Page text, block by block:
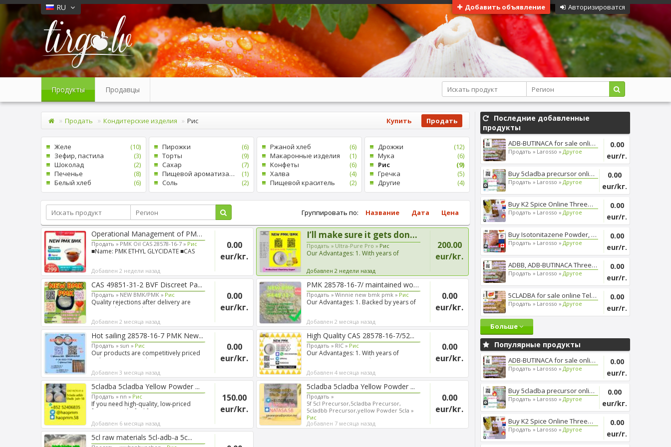
Авторизироватся
RU Добавить объявление
Продукты Продавцы
Продать Кондитерские изделия Рис Продать
Купить
Желе
(10)
Зефир, пастила
(3)
Шоколад
(2)
Печенье
(8)
Белый xлеб
(6)
Пирожки
(6)
Tорты
(9)
Cахар
(7)
Пищевой ароматизатор
(1)
Cоль
(2)
Pжаной хлеб
(6)
Mакаронные изделия
(1)
Kонфеты
(6)
Xалва
(4)
Пищевой краситель
(2)
Дрожжи
(12)
Mука
(6)
Рис
(9)
Гречка
(5)
Другие
(4)
Группировать по: Название Дата Цена
Operational Management of PMK ...
Продать » PMK Oil CAS 28578-16-7 » Рис
■Name: PMK ETHYL GLYCIDATE ■CAS
Добавлен 2 недели назад
0.00
eur/kг.
I’ll make sure it gets done 28...
Продать » Ultra-Pure Pro » Рис
Our Advantages: 1. With years of
experience in export shippi...
Добавлен 2 недели назад
200.00
eur/kг.
CAS 49851-31-2 BVF Discreet Pa...
Продать » NEW BMK/PMK » Рис
Quality rejections after delivery are
among the most disrupt...
Добавлен 2 месяца назад
0.00
eur/kг.
PMK 28578-16-7/ maintained wor...
Продать » Winnie new bmk pmk » Рис
Our Advantages: 1. Backed by years of
Добавлен 2 месяца назад
0.00
eur/kг.
Hot sailing 28578-16-7 PMK New...
Продать » sun » Рис
Our products are competitively priced
with consistent qualit...
Добавлен 3 месяца назад
0.00
eur/kг.
High Quality CAS 28578-16-7/52...
Продать » RIC » Рис
Our Advantages: 1. With years of
experience in export shippi...
Добавлен 4 месяца назад
0.00
eur/kг.
5cladba 5cladba Yellow Powder ...
Продать » nn » Рис
If you need high-quality, low-priced
factory goods, feel fre...
Добавлен 6 месяца назад
150.00
eur/kг.
5cladba 5cladba Yellow Powder ...
Продать »
5f 5cl Precursor,5cladba Precursor,
5cladbb Precursor,yellow Powder 5cla »
Рис
Добавлен 7 месяца назад
0.00
eur/kг.
5cl raw materials 5cl-adb-a 5c...
Последние добавленные
продукты
ADB-BUTINACA for sale online, ...
Продать » Larosso » Другое
0.00
eur/г.
Buy 5cladba precursor online, ...
Продать » Larosso » Другое
0.00
eur/kг.
Buy K2 Spice Online Threema_ZX...
Продать » Larosso » Другое
0.00
eur/г.
Buy Isotonitazene Powder, Thre...
Продать » Larosso » Другое
0.00
eur/г.
ADBB, ADB-BUTINACA Threema_ZX6...
Продать » Larosso » Другое
0.00
eur/г.
5CLADBA for sale online Telegr...
Продать » Larosso » Другое
0.00
eur/г.
Больше
Популярные продукты
ADB-BUTINACA for sale online, ...
Продать » Larosso » Другое
0.00
eur/г.
Buy 5cladba precursor online, ...
Продать » Larosso » Другое
0.00
eur/kг.
Buy K2 Spice Online Threema_ZX...
Продать » Larosso » Другое
0.00
eur/г.